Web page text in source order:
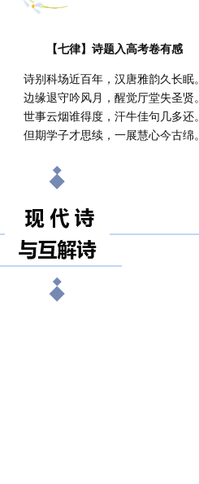
【七律】诗题入高考卷有感
诗别科场近百年，汉唐雅韵久长眠。
边缘退守吟风月，醒觉厅堂失圣贤。
世事云烟谁得度，汗牛佳句几多还。
但期学子才思续，一展慧心今古绵。